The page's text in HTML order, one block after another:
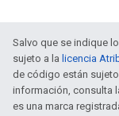
Salvo que se indique
sujeto a la licencia
de código están
información, consulta
es una marca